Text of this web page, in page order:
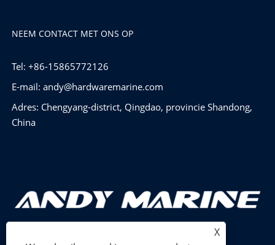
NEEM CONTACT MET ONS OP
Tel: +86-15865772126
E-mail: andy@hardwaremarine.com
Adres: Chengyang-district, Qingdao, provincie Shandong,
China
X